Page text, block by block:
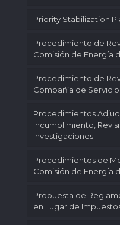
Priority Stabilization
Procedimiento de
Comisión de Energía
Procedimiento de
Compañía de
Procedimientos
Incumplimiento,
Investigaciones
Procedimientos de
Comisión de Energía
Propuesta de
en Lugar de